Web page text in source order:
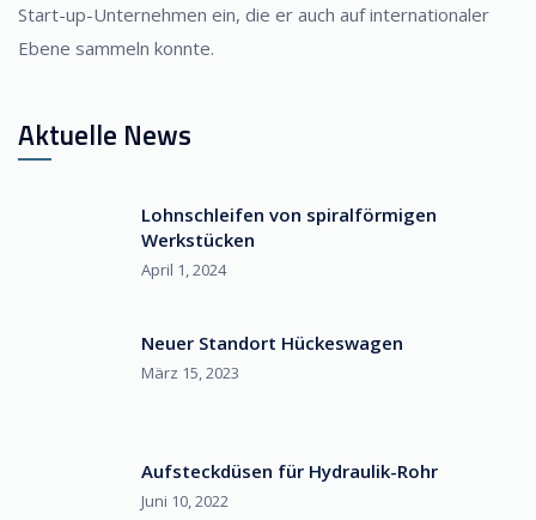
Start-up-Unternehmen ein, die er auch auf internationaler
Ebene sammeln konnte.
Aktuelle News
Lohnschleifen von spiralförmigen
Werkstücken
April 1, 2024
Neuer Standort Hückeswagen
März 15, 2023
Aufsteckdüsen für Hydraulik-Rohr
Juni 10, 2022